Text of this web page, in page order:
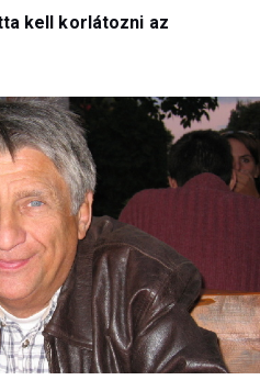
kell korlátozni az